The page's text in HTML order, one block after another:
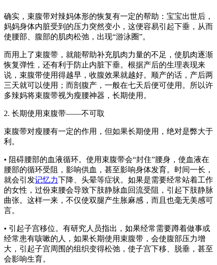
确实，束腹带对辣妈体形的恢复有一定的帮助：宝宝出世后，
妈妈身体内脏受到的压力突然变小，这便容易引起下垂，从而
使腰部、腹部的肌肉松弛，出现“游泳圈”。
而用上了束腹带，就能帮助补充肌肉力量的不足，使肌肉逐渐
恢复弹性，还有利于防止内脏下垂。根据产后的生理表现来
说，束腹带使用得越早，收腹效果就越好。顺产的话，产后两
三天就可以使用；而剖腹产，一般在七天后便可使用。所以许
多辣妈将束腹带视为瘦腰神器，长期使用。
2. 长期使用束腹带——不可取
束腹带对瘦腰有一定的作用，但如果长期使用，绝对是弊大于
利。
• 阻碍腰部的血液循环。使用束腹带会“封住”腰身，使血液在
腰部的循环受阻，影响供血，甚至影响身体发育。时间一长，
就会引发记忆力下降、头晕等症状。如果是需要经常站着工作
的女性，过份束腰会导致下肢静脉血回流受阻，引起下肢静脉
曲张。这样一来，不仅使双腿产生胀麻感，而且也毫无美感可
言。
• 引起子宫移位。有研究人员指出，如果经常需要蹲着做事或
经常患有咳嗽的人，如果长期使用束腹带，会使腹部压力增
大，引起子宫周围的组织变得松弛，使子宫下移、脱垂，甚至
会影响生育。